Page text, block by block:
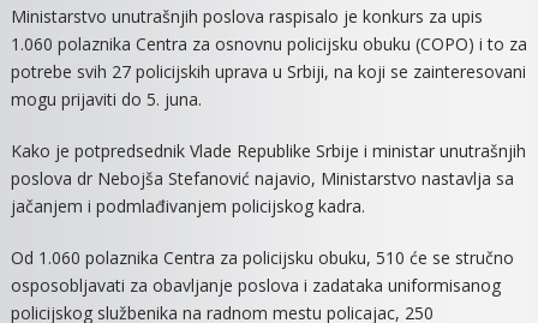
ZA
OSNOVNU
POLICIJSKU
1.060
POLAZNIKA
Ministarstvo unutrašnjih poslova raspisalo je konkurs za upis
1.060 polaznika Centra za osnovnu policijsku obuku (COPO) i to za
potrebe svih 27 policijskih uprava u Srbiji, na koji se zainteresovani
mogu prijaviti do 5. juna.
Kako je potpredsednik Vlade Republike Srbije i ministar unutrašnjih
poslova dr Nebojša Stefanović najavio, Ministarstvo nastavlja sa
jačanjem i podmlađivanjem policijskog kadra.
Od 1.060 polaznika Centra za policijsku obuku, 510 će se stručno
osposobljavati za obavljanje poslova i zadataka uniformisanog
policijskog službenika na radnom mestu policajac, 250